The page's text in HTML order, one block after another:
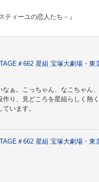
ィーユの恋人たち－』
＃662 星組 宝塚大劇場・東
ぁ。こっちゃん、なこちゃん
り、見どころを星組らしく熱
います。
＃662 星組 宝塚大劇場・東